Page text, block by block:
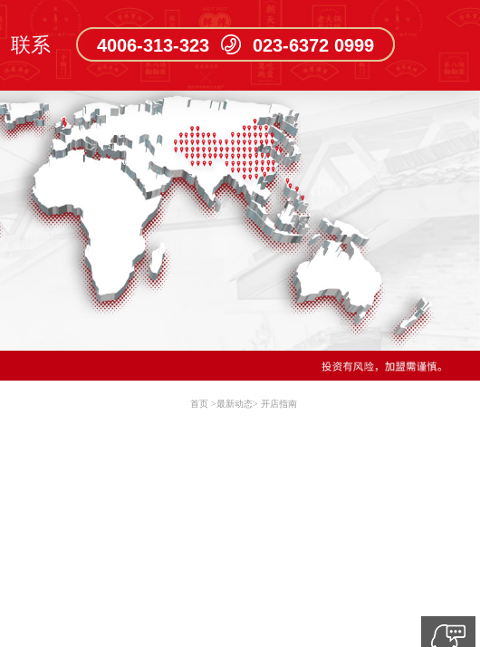
联系 4006-313-323 023-6372 0999
首页>最新动态>开店指南